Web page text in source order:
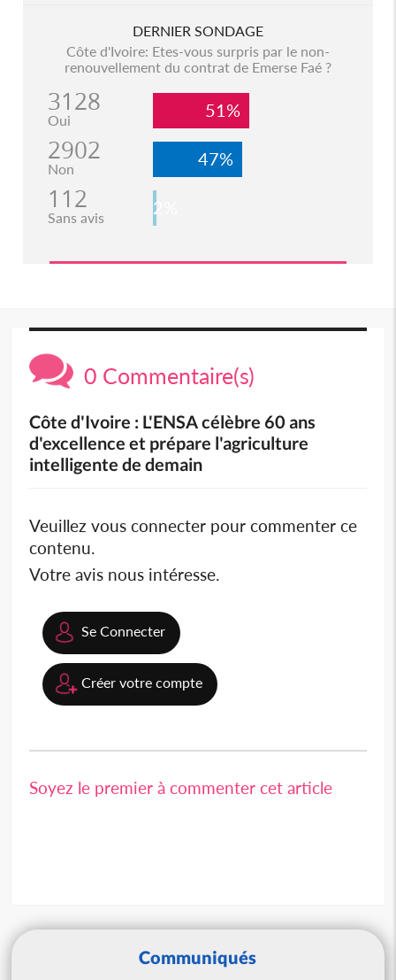
DERNIER SONDAGE
Côte d'Ivoire: Etes-vous surpris par le non-
renouvellement du contrat de Emerse Faé ?
3128
Oui 51%
2902
Non 47%
112
Sans avis 2%
0 Commentaire(s)
Côte d'Ivoire : L'ENSA célèbre 60 ans
d'excellence et prépare l'agriculture
intelligente de demain
Veuillez vous connecter pour commenter ce
contenu.
Votre avis nous intéresse.
Se Connecter
Créer votre compte
Soyez le premier à commenter cet article
Communiqués